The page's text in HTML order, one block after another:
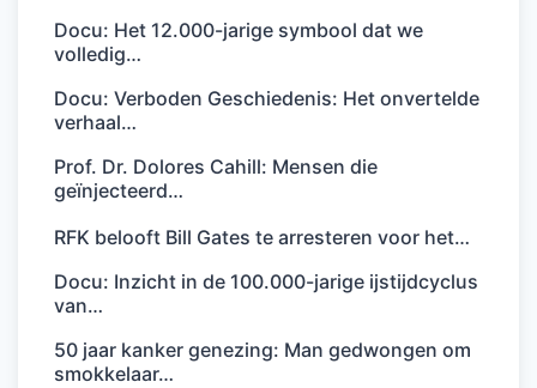
Docu: Het 12.000-jarige symbool dat we
volledig…
Docu: Verboden Geschiedenis: Het onvertelde
verhaal…
Prof. Dr. Dolores Cahill: Mensen die
geïnjecteerd…
RFK belooft Bill Gates te arresteren voor het…
Docu: Inzicht in de 100.000-jarige ijstijdcyclus
van…
50 jaar kanker genezing: Man gedwongen om
smokkelaar…